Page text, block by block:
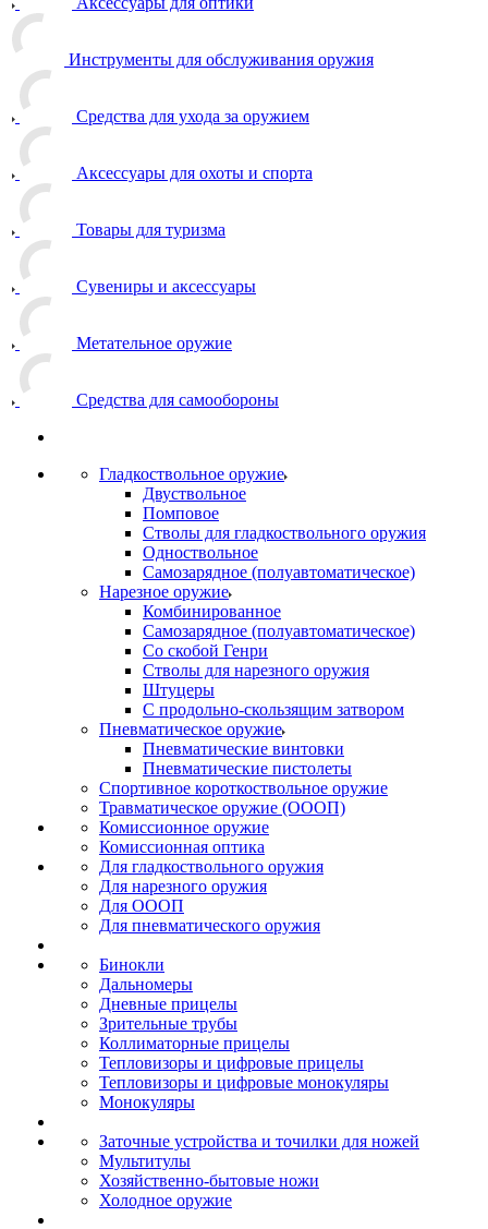
Инструменты для обслуживания оружия
Средства для ухода за оружием
Аксессуары для охоты и спорта
Товары для туризма
Сувениры и аксессуары
Метательное оружие
Средства для самообороны
Гладкоствольное оружие
Двуствольное
Помповое
Стволы для гладкоствольного оружия
Одноствольное
Самозарядное (полуавтоматическое)
Нарезное оружие
Комбинированное
Самозарядное (полуавтоматическое)
Со скобой Генри
Стволы для нарезного оружия
Штуцеры
С продольно-скользящим затвором
Пневматическое оружие
Пневматические винтовки
Пневматические пистолеты
Спортивное короткоствольное оружие
Травматическое оружие (ОООП)
Комиссионное оружие
Комиссионная оптика
Для гладкоствольного оружия
Для нарезного оружия
Для ОООП
Для пневматического оружия
Бинокли
Дальномеры
Дневные прицелы
Зрительные трубы
Коллиматорные прицелы
Тепловизоры и цифровые прицелы
Тепловизоры и цифровые монокуляры
Монокуляры
Заточные устройства и точилки для ножей
Мультитулы
Хозяйственно-бытовые ножи
Холодное оружие